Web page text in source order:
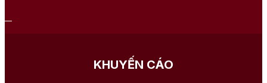
KHUYẾN CÁO